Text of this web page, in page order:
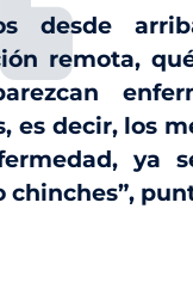
desde
remota,
es decir, los
ya
chinches”,